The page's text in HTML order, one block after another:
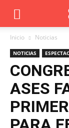
Inicio Noticias
NOTICIAS
ASES